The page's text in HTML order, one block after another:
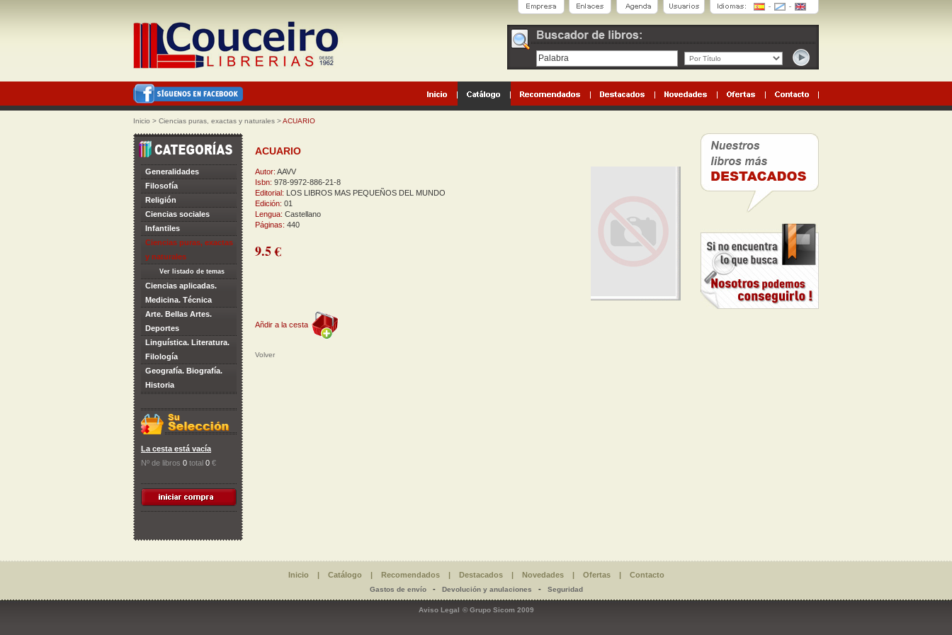
Inicio > Ciencias puras, exactas y naturales >ACUARIO
Generalidades
Filosofía
Religión
Ciencias sociales
Infantiles
Ciencias puras, exactas
y naturales
Ver listado de temas
Ciencias aplicadas.
Medicina. Técnica
Arte. Bellas Artes.
Deportes
Linguística. Literatura.
Filología
Geografía. Biografía.
Historia
La cesta está vacía
Nº de libros 0 total 0 €
ACUARIO
Autor: AAVV
Isbn: 978-9972-886-21-8
Editorial: LOS LIBROS MAS PEQUEÑOS DEL MUNDO
Edición: 01
Lengua: Castellano
Páginas: 440
9.5 €
Añdir a la cesta
Volver
Inicio | Catálogo | Recomendados| Destacados| Novedades| Ofertas| Contacto
Gastos de envío- Devolución y anulaciones - Seguridad
Aviso Legal © Grupo Sicom 2009